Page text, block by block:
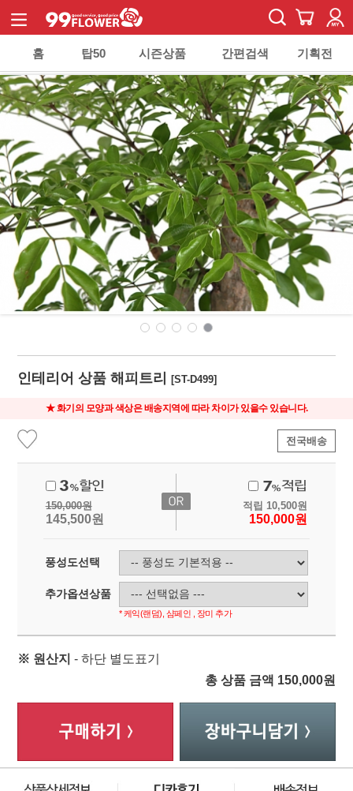
홈 탑50 시즌상품 간편검색 기획전
인테리어 상품 해피트리[ST-D499]
★ 화기의 모양과 색상은 배송지역에 따라 차이가 있을수 있습니다.
전국배송
150,000원
145,500원
적립 10,500원
150,000원
풍성도선택
추가옵션상품
* 케익(랜덤), 샴페인 , 장미 추가
※ 원산지 - 하단 별도표기
총 상품 금액 150,000원